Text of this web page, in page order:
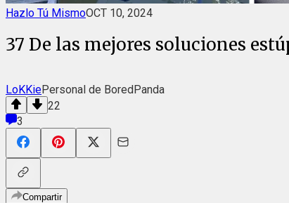
Hazlo Tú MismoOCT 10, 2024
37 De las mejores soluciones
LoKKiePersonal de BoredPanda
22
3
Compartir